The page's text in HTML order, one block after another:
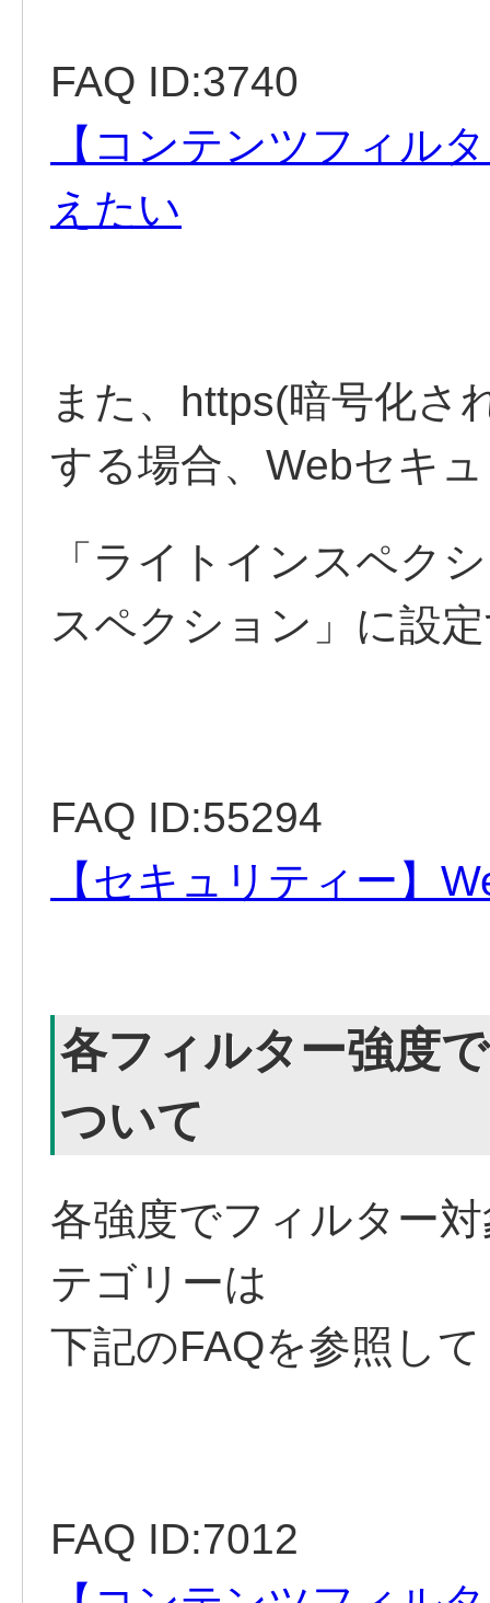
FAQ ID:3740
【コンテンツフィル
えたい
また、https(暗号化さ
する場合、Webセキ
「ライトインスペク
スペクション」に設
FAQ ID:55294
【セキュリティー】
各フィルター強度
ついて
各強度でフィルター
テゴリーは
下記のFAQを参照し
FAQ ID:7012